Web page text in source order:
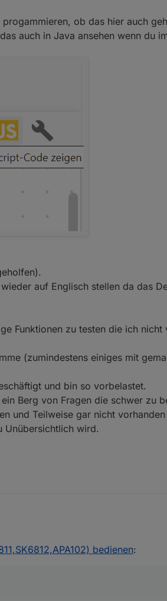
ob das hier auch
auch in Java ansehen wenn du
auf Englisch stellen da das
Funktionen zu testen die ich nicht
(zumindestens einiges mit
und bin so vorbelastet.
Berg von Fragen die schwer zu
und Teilweise gar nicht
Unübersichtlich wird.
bedienen: